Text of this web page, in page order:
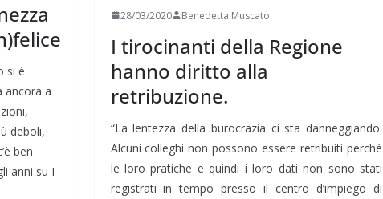
si è
ancora a
deboli,
ben
anni su I
28/03/2020 Benedetta Muscato
I tirocinanti della Regione
hanno diritto alla
retribuzione.
“La lentezza della burocrazia ci sta danneggiando.
Alcuni colleghi non possono essere retribuiti perché
le loro pratiche e quindi i loro dati non sono stati
registrati in tempo presso il centro d’impiego di